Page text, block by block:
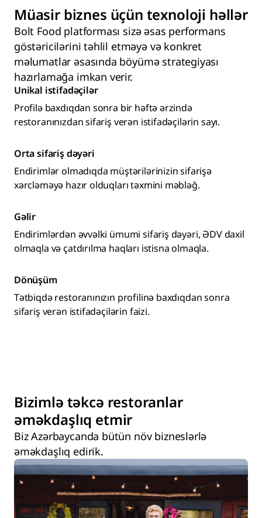
Müasir biznes üçün texnoloji həllər
Bolt Food platforması sizə əsas performans
göstəricilərini təhlil etməyə və konkret
məlumatlar əsasında böyümə strategiyası
hazırlamağa imkan verir.
Unikal istifadəçilər
Profilə baxdıqdan sonra bir həftə ərzində
restoranınızdan sifariş verən istifadəçilərin sayı.
Orta sifariş dəyəri
Endirimlər olmadıqda müştərilərinizin sifarişə
xərcləməyə hazır olduqları təxmini məbləğ.
Gəlir
Endirimlərdən əvvəlki ümumi sifariş dəyəri, ƏDV daxil
olmaqla və çatdırılma haqları istisna olmaqla.
Dönüşüm
Tətbiqdə restoranınızın profilinə baxdıqdan sonra
sifariş verən istifadəçilərin faizi.
Bizimlə təkcə restoranlar
əməkdaşlıq etmir
Biz Azərbaycanda bütün növ bizneslərlə
əməkdaşlıq edirik.